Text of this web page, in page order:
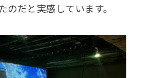
だと実感しています。